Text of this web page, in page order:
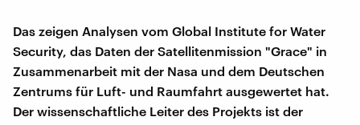
Das zeigen Analysen vom Global Institute for Water
Security, das Daten der Satellitenmission "Grace" in
Zusammenarbeit mit der Nasa und dem Deutschen
Zentrums für Luft- und Raumfahrt ausgewertet hat.
Der wissenschaftliche Leiter des Projekts ist der